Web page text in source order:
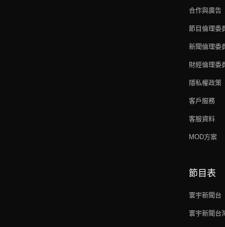
合作與廣告
節目倫理委
新聞倫理委
財經倫理委
隱私權政策
客戶服務
客服資料
MOD方案
節目表
寰宇新聞台
寰宇新聞台